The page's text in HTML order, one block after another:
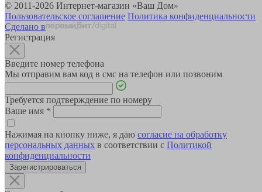
© 2011-2026 Интернет-магазин «Ваш Дом»
Пользовательское соглашение Политика конфиденциальности
Сделано в
Регистрация
Введите номер телефона
Мы отправим вам код в смс на телефон или позвоним
Требуется подтверждение по номеру
Ваше имя *
Нажимая на кнопку ниже, я даю согласие на обработку
персональных данных в соответствии с Политикой
конфиденциальности
Зарегистрироваться